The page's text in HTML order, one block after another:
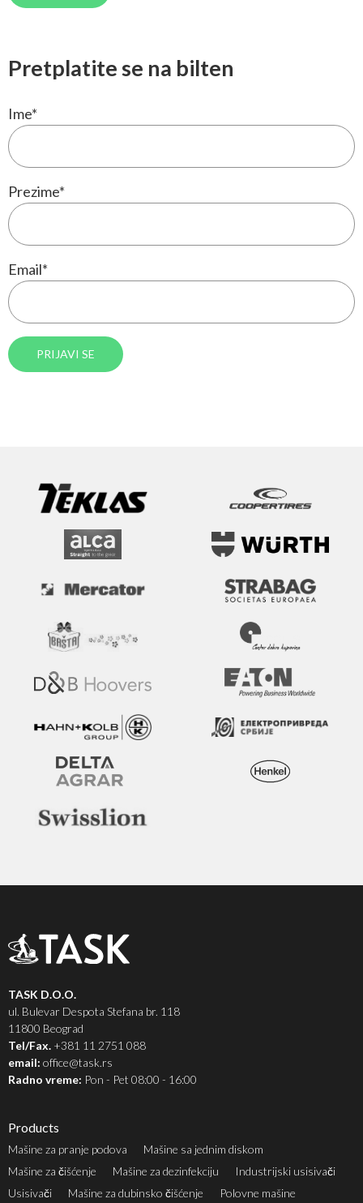
Pretplatite se na bilten
Ime*
Prezime*
Email*
TASK D.O.O.
ul. Bulevar Despota Stefana br. 118
11800 Beograd
Tel/Fax. +381 11 2751 088
email: office@task.rs
Radno vreme: Pon - Pet 08:00 - 16:00
Products
Mašine za pranje podova
Mašine sa jednim diskom
Mašine za čišćenje
Mašine za dezinfekciju
Industrijski usisivači
Usisivači
Mašine za dubinsko čišćenje Polovne mašine